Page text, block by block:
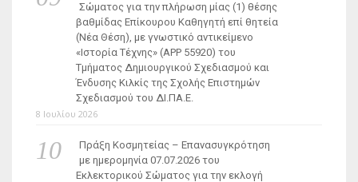
Σώματος για την πλήρωση μίας (1) θέσης
βαθμίδας Επίκουρου Καθηγητή επί θητεία
(Νέα Θέση), με γνωστικό αντικείμενο
«Ιστορία Τέχνης» (ΑΡΡ 55920) του
Τμήματος Δημιουργικού Σχεδιασμού και
Ένδυσης Κιλκίς της Σχολής Επιστημών
Σχεδιασμού του ΔΙ.ΠΑ.Ε.
8 Ιουλίου 2026
Πράξη Κοσμητείας – Επανασυγκρότηση
με ημερομηνία 07.07.2026 του
Εκλεκτορικού Σώματος για την εκλογή